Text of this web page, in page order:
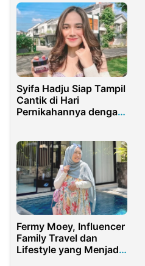
Syifa Hadju Siap Tampil
Cantik di Hari
Pernikahannya dengan
Fermy Moey, Influencer
Family Travel dan
Lifestyle yang Menjadi